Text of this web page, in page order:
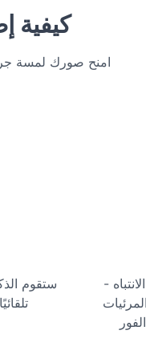
كيفية
امنح صورك لمسة
ستقوم
-